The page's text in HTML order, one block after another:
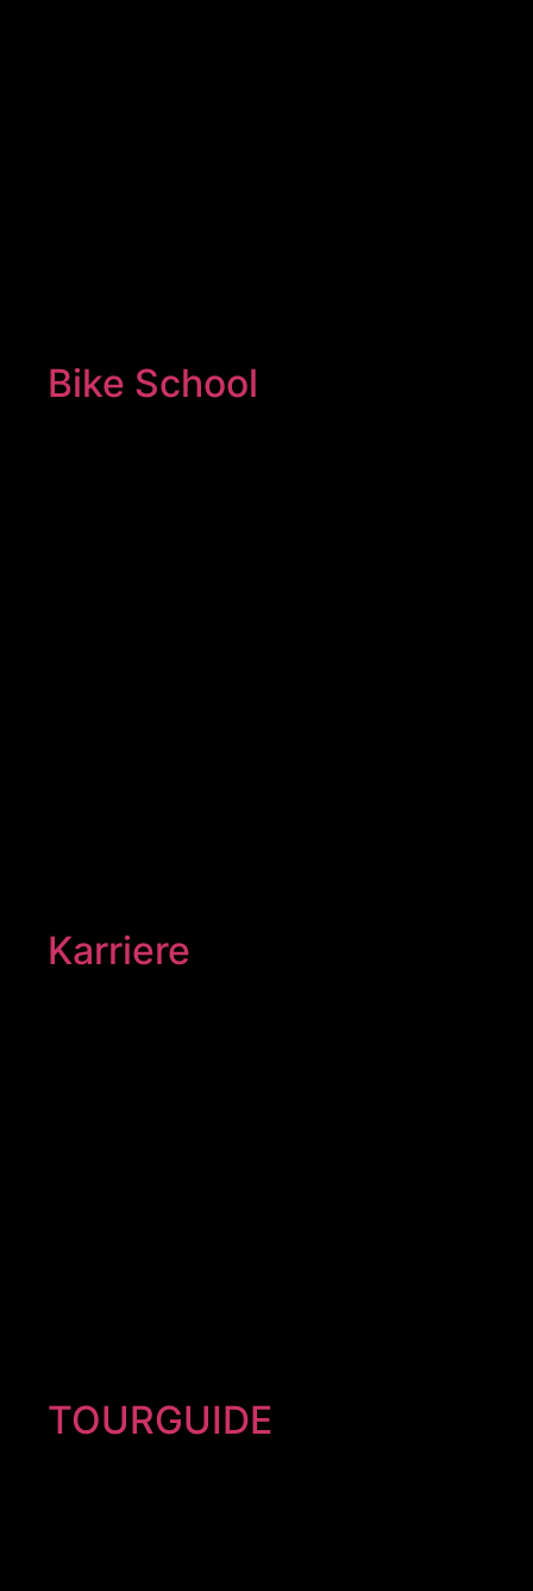
Bike School
Karriere
TOURGUIDE